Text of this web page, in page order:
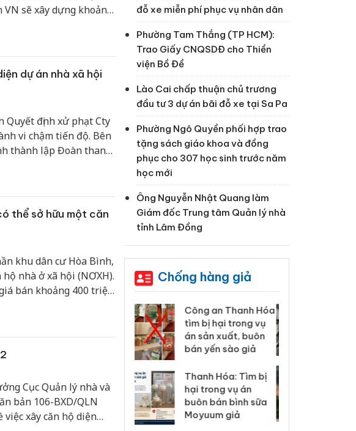
sẽ xây dựng khoảng
dự án nhà xã hội
Quyết định xử phạt Cty
vi chậm tiến độ. Bên
thành lập Đoàn thanh
án và một số vấn đề
thể sở hữu một căn
khu dân cư Hòa Bình,
nhà ở xã hội (NƠXH).
bán khoảng 400 triệu
Cục Quản lý nhà và
bản 106-BXD/QLN
xây căn hộ diện
đỗ xe miễn phí phục vụ nhân dân
Phường Tam Thắng (TP HCM):
Trao Giấy CNQSDĐ cho Thiền
viện Bồ Đề
Lào Cai chấp thuận chủ trương
đầu tư 3 dự án bãi đỗ xe tại Sa Pa
Phường Ngô Quyền phối hợp trao
tặng sách giáo khoa và đồng
phục cho 307 học sinh trước năm
học mới
Ông Nguyễn Nhật Quang làm
Giám đốc Trung tâm Quản lý nhà
tỉnh Lâm Đồng
Chống hàng giả
án sản xuất, buôn
hại trong vụ án
buôn bán bình sữa
Moyuum giả
Lào Cai xử lý 83 vụ
vi phạm thương mại
trong tháng 7
Hưng Yên: Xử lý 6 hộ
kinh doanh bán
hàng giả mạo nhãn
hiệu Adidas, Nike